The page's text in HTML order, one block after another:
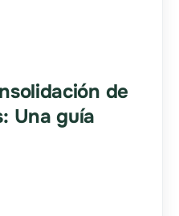
de
Una guía